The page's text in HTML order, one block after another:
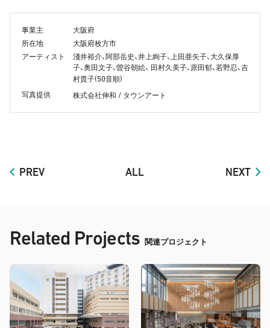
事業主
大阪府
所在地
大阪府枚方市
アーティスト
淺井裕介、阿部岳史、井上絢子、上田亜矢子、大久保厚
子、奥田文子、曽谷朝絵、 田村久美子、原田郁、若野忍、吉
村貴子(50音順)
写真提供 株式会社伸和 / タウンアート
PREV ALL NEXT
Related Projects 関連プロジェクト